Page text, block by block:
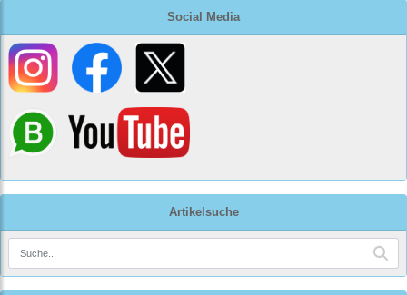
Social Media
Artikelsuche